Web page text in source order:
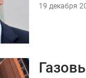
19 декабря